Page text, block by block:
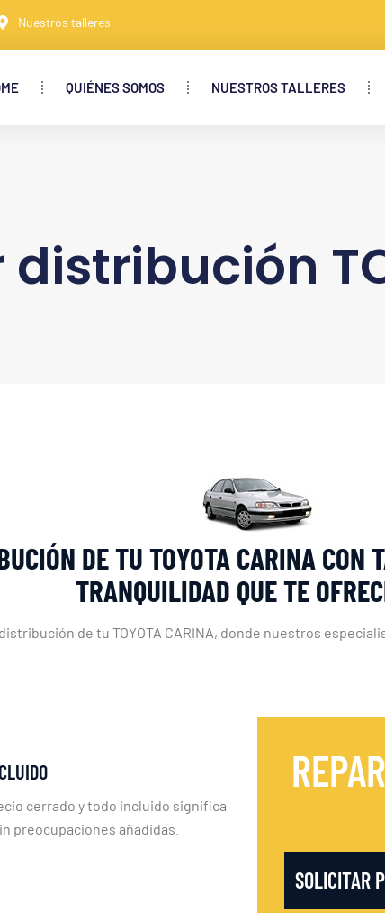
Nuestros talleres
QUIÉNES SOMOS NUESTROS TALLERES
DE TU TOYOTA CARINA CON
TRANQUILIDAD QUE TE
de tu TOYOTA CARINA, donde nuestros
cerrado y todo incluido significa
preocupaciones añadidas.
SOLICITAR